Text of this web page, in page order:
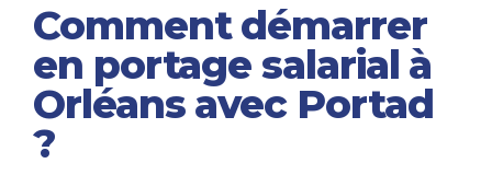
Comment démarrer
en portage salarial à
Orléans avec Portad
?